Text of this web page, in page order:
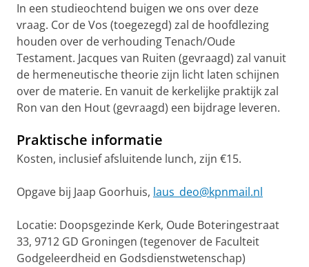
In een studieochtend buigen we ons over deze
vraag. Cor de Vos (toegezegd) zal de hoofdlezing
houden over de verhouding Tenach/Oude
Testament. Jacques van Ruiten (gevraagd) zal vanuit
de hermeneutische theorie zijn licht laten schijnen
over de materie. En vanuit de kerkelijke praktijk zal
Ron van den Hout (gevraagd) een bijdrage leveren.
Praktische informatie
Kosten, inclusief afsluitende lunch, zijn €15.
Opgave bij Jaap Goorhuis, laus_deo@kpnmail.nl
Locatie: Doopsgezinde Kerk, Oude Boteringestraat
33, 9712 GD Groningen (tegenover de Faculteit
Godgeleerdheid en Godsdienstwetenschap)